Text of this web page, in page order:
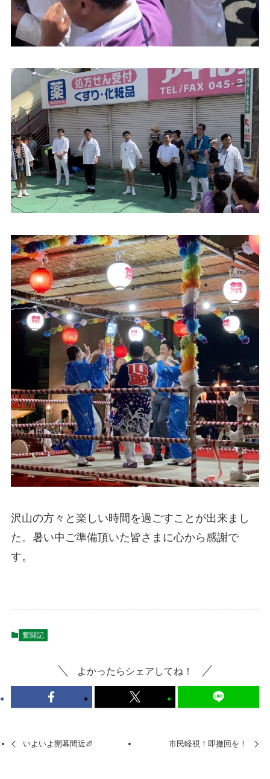
沢山の方々と楽しい時間を過ごすことが出来まし
た。暑い中ご準備頂いた皆さまに心から感謝で
す。
奮闘記
よかったらシェアしてね！
いよいよ開幕間近🏉 市民軽視！即撤回を！